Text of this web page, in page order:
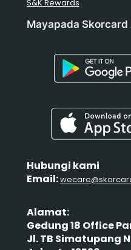
S&K Rewards
Mayapada Skorcard
Hubungi kami
Email:
Alamat:
Gedung 18 Office
Jl. TB Simatupang